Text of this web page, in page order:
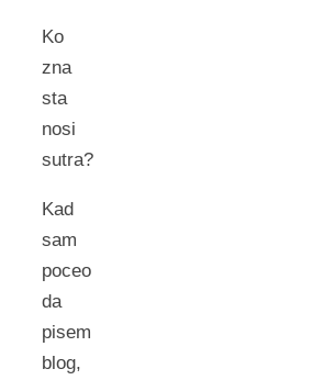
Ko
zna
sta
nosi
sutra?
Kad
sam
poceo
da
pisem
blog,